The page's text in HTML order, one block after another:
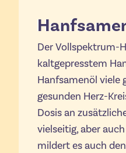
Der Vollspektrum-
kaltgepresstem
Hanfsamenöl viele
gesunden Herz-
Dosis an
vielseitig, aber
mildert es auch